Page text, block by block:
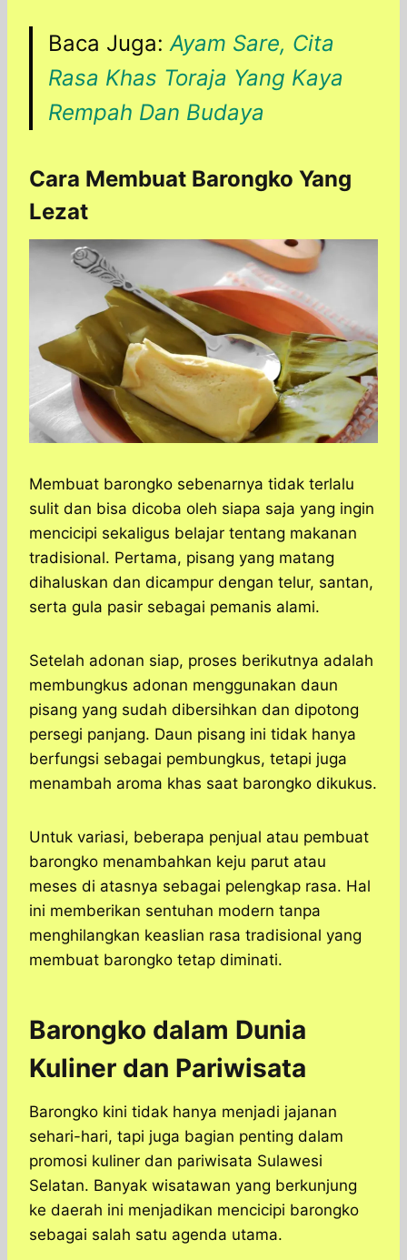
Baca Juga:Ayam Sare, Cita
Rasa Khas Toraja Yang Kaya
Rempah Dan Budaya
Cara Membuat Barongko Yang
Lezat
Membuat barongko sebenarnya tidak terlalu
sulit dan bisa dicoba oleh siapa saja yang ingin
mencicipi sekaligus belajar tentang makanan
tradisional. Pertama, pisang yang matang
dihaluskan dan dicampur dengan telur, santan,
serta gula pasir sebagai pemanis alami.
Setelah adonan siap, proses berikutnya adalah
membungkus adonan menggunakan daun
pisang yang sudah dibersihkan dan dipotong
persegi panjang. Daun pisang ini tidak hanya
berfungsi sebagai pembungkus, tetapi juga
menambah aroma khas saat barongko dikukus.
Untuk variasi, beberapa penjual atau pembuat
barongko menambahkan keju parut atau
meses di atasnya sebagai pelengkap rasa. Hal
ini memberikan sentuhan modern tanpa
menghilangkan keaslian rasa tradisional yang
membuat barongko tetap diminati.
Barongko dalam Dunia
Kuliner dan Pariwisata
Barongko kini tidak hanya menjadi jajanan
sehari-hari, tapi juga bagian penting dalam
promosi kuliner dan pariwisata Sulawesi
Selatan. Banyak wisatawan yang berkunjung
ke daerah ini menjadikan mencicipi barongko
sebagai salah satu agenda utama.